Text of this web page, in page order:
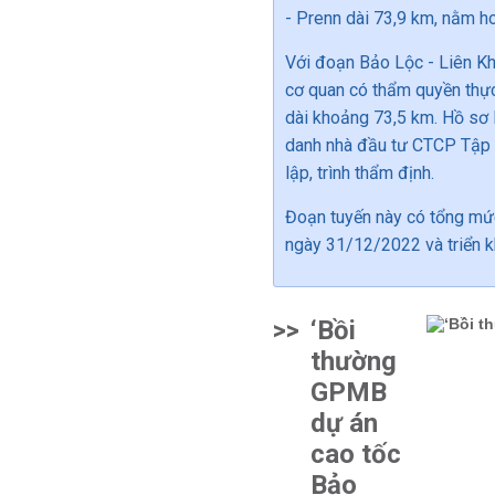
- Prenn dài 73,9 km, nằm
Với đoạn Bảo Lộc - Liên
cơ quan có thẩm quyền
dài khoảng 73,5 km. Hồ
danh nhà đầu tư CTCP
lập, trình thẩm định.
Đoạn tuyến này có tổng
ngày 31/12/2022 và triển
>> ‘Bồi
thường
GPMB
dự án
cao tốc
Bảo